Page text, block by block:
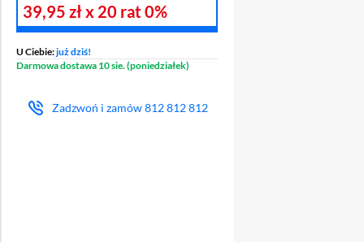
39,95 złx 20 rat0%
U Ciebie:już dziś!
Darmowa dostawa 10 sie. (poniedziałek)
Zadzwoń i zamów812 812 812